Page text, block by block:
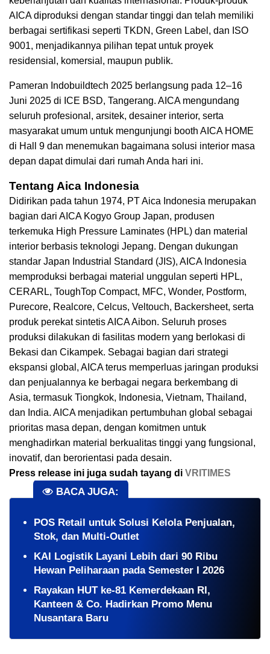
AICA diproduksi dengan standar tinggi dan telah memiliki
berbagai sertifikasi seperti TKDN, Green Label, dan ISO
9001, menjadikannya pilihan tepat untuk proyek
residensial, komersial, maupun publik.
Pameran Indobuildtech 2025 berlangsung pada 12–16
Juni 2025 di ICE BSD, Tangerang. AICA mengundang
seluruh profesional, arsitek, desainer interior, serta
masyarakat umum untuk mengunjungi booth AICA HOME
di Hall 9 dan menemukan bagaimana solusi interior masa
depan dapat dimulai dari rumah Anda hari ini.
Tentang Aica Indonesia
Didirikan pada tahun 1974, PT Aica Indonesia merupakan
bagian dari AICA Kogyo Group Japan, produsen
terkemuka High Pressure Laminates (HPL) dan material
interior berbasis teknologi Jepang. Dengan dukungan
standar Japan Industrial Standard (JIS), AICA Indonesia
memproduksi berbagai material unggulan seperti HPL,
CERARL, ToughTop Compact, MFC, Wonder, Postform,
Purecore, Realcore, Celcus, Veltouch, Backersheet, serta
produk perekat sintetis AICA Aibon. Seluruh proses
produksi dilakukan di fasilitas modern yang berlokasi di
Bekasi dan Cikampek. Sebagai bagian dari strategi
ekspansi global, AICA terus memperluas jaringan produksi
dan penjualannya ke berbagai negara berkembang di
Asia, termasuk Tiongkok, Indonesia, Vietnam, Thailand,
dan India. AICA menjadikan pertumbuhan global sebagai
prioritas masa depan, dengan komitmen untuk
menghadirkan material berkualitas tinggi yang fungsional,
inovatif, dan berorientasi pada desain.
Press release ini juga sudah tayang di VRITIMES
BACA JUGA:
POS Retail untuk Solusi Kelola Penjualan,
Stok, dan Multi-Outlet
KAI Logistik Layani Lebih dari 90 Ribu
Hewan Peliharaan pada Semester I 2026
Rayakan HUT ke-81 Kemerdekaan RI,
Kanteen & Co. Hadirkan Promo Menu
Nusantara Baru